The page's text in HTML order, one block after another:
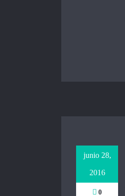
junio 28,
2016
0